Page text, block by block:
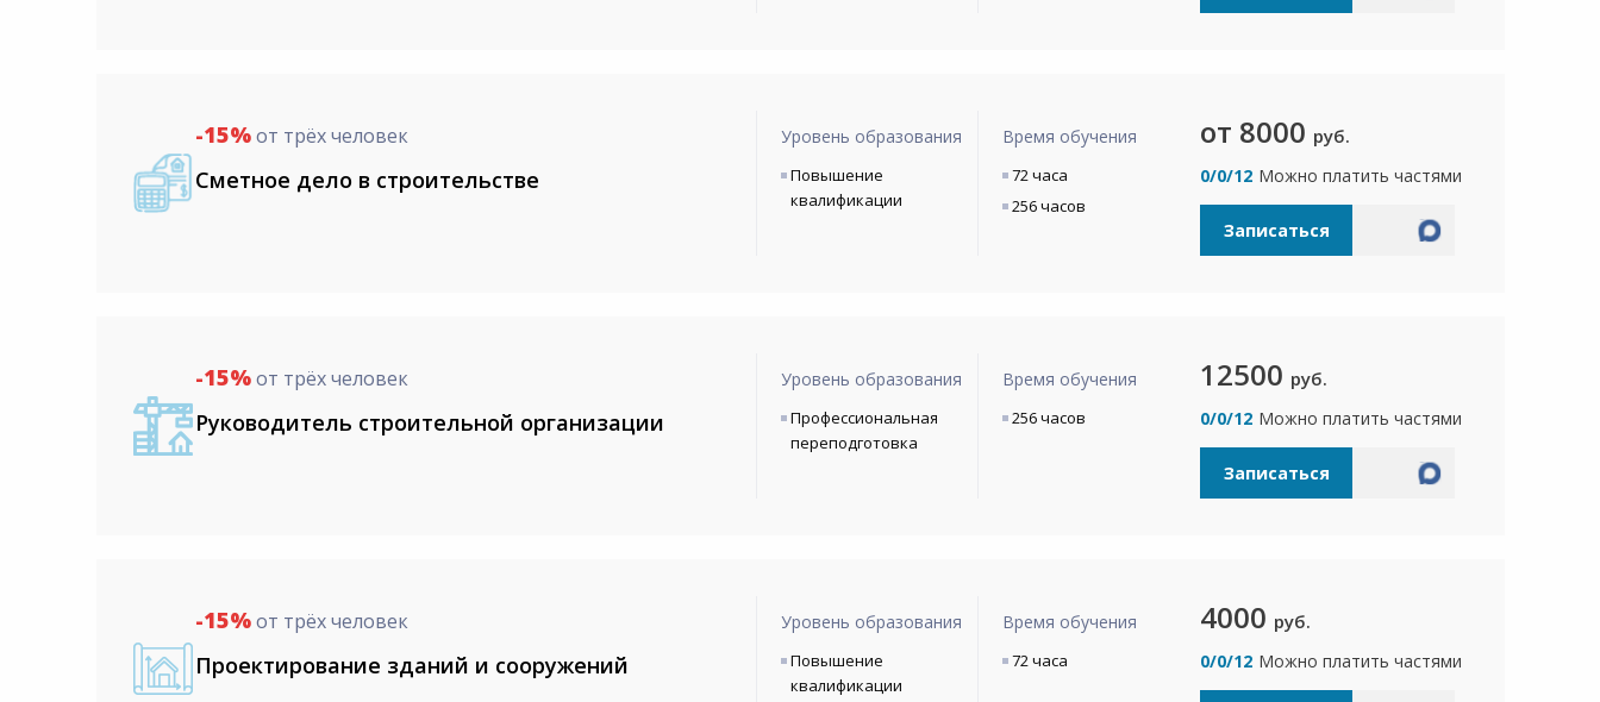
-15%от трёх человек
Сметное дело в строительстве
Уровень образования
Повышение
квалификации
Время обучения
72 часа
256 часов
от 8000 руб.
0/0/12 Можно платить частями
Записаться
-15%от трёх человек
Руководитель строительной организации
Уровень образования
Профессиональная
переподготовка
Время обучения
256 часов
12500 руб.
0/0/12 Можно платить частями
Записаться
-15%от трёх человек
Проектирование зданий и сооружений
Уровень образования
Повышение
квалификации
Время обучения
72 часа
4000 руб.
0/0/12 Можно платить частями